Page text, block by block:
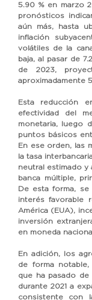
5.90 % en marzo
pronósticos
aún más, hasta
inflación
volátiles de la
baja, al pasar de
de 2023,
aproximadamente
Esta reducción
efectividad del
monetaria, luego
puntos básicos
En ese orden, las
la tasa
neutral estimado y
banca múltiple,
De esta forma,
interés favorable
América (EUA),
inversión
en moneda
En adición, los
de forma notable,
que ha pasado
durante 2021 a
consistente con